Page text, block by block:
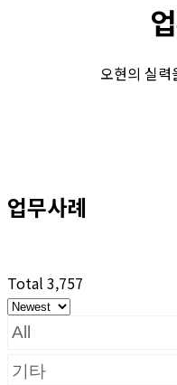
오현의 실
업무사례
Total 3,757